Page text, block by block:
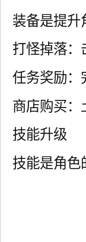
装备是提升
打怪掉落：
任务奖励：
商店购买：
技能升级
技能是角色